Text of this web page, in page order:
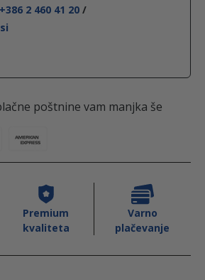
j
:
0
4
4
+386 2 460 41 20 /
poštnine vam manjka še
Premium
kvaliteta
Varno
plačevanje